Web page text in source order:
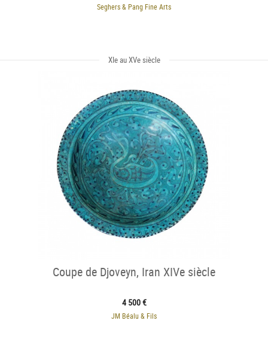
Seghers & Pang Fine Arts
XIe au XVe siècle
Coupe de Djoveyn, Iran XIVe siècle
4 500 €
JM Béalu & Fils